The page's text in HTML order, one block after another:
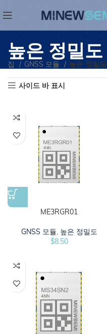
높은 정밀도
집 GNSS 모듈 높은 정밀도
사이드 바 표시
ME3RGR01
GNSS 모듈, 높은 정밀도
$8.50